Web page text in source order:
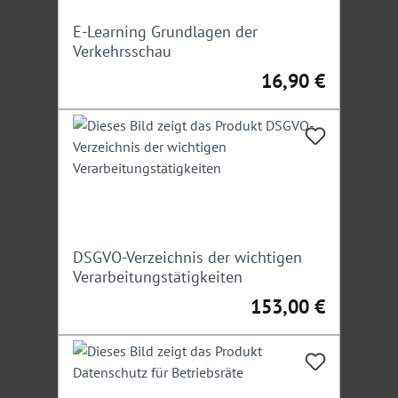
E-Learning Grundlagen der
Verkehrsschau
Regulärer Preis:
16,90 €
DSGVO-Verzeichnis der wichtigen
Verarbeitungstätigkeiten
Regulärer Preis:
153,00 €